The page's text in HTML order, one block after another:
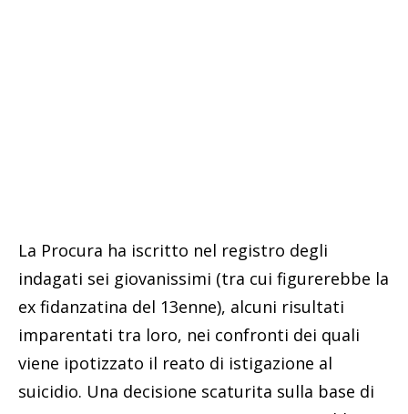
La Procura ha iscritto nel registro degli
indagati sei giovanissimi (tra cui figurerebbe la
ex fidanzatina del 13enne), alcuni risultati
imparentati tra loro, nei confronti dei quali
viene ipotizzato il reato di istigazione al
suicidio. Una decisione scaturita sulla base di